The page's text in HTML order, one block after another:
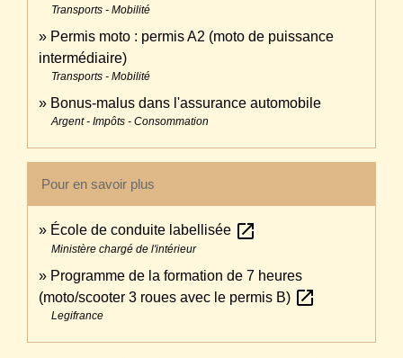
Transports - Mobilité
Permis moto : permis A2 (moto de puissance
intermédiaire)
Transports - Mobilité
Bonus-malus dans l'assurance automobile
Argent - Impôts - Consommation
Pour en savoir plus
École de conduite labellisée open_in_new
Ministère chargé de l'intérieur
Programme de la formation de 7 heures
(moto/scooter 3 roues avec le permis B) open_in_new
Legifrance